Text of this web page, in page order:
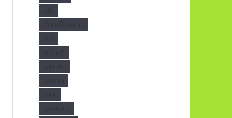
BIỂN
CĂN HỘ QUẬN 2
CHỮ
CHỮ NỔI
COMPACT
COSMETICS